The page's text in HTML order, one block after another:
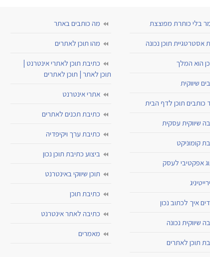
בלי כותרת מפוצצת
אסטרטגיית תוכן נכונה
הוא המלך
שיווקית
כותבים תוכן לדף הבית
שיווקית עסקית
קומוניקט
אפקטיבי לעסק
איך לכתוב נכון
שיווקית נכונה
תוכן לאתרים
מה כותבים באתר
מהו תוכן לאתרים
כתיבת תוכן לאתרי אינטרנט |
תוכן לאתר | תוכן לאתרים
אתרי אינטרנט
כתיבת תכנים לאתרים
כתיבת ערך ויקיפדיה
ביצוע כתיבת תוכן נכון
תוכן שיווקי באינטרנט
כתיבת תוכן
כתיבה לאתר אינטרנט
מאמרים